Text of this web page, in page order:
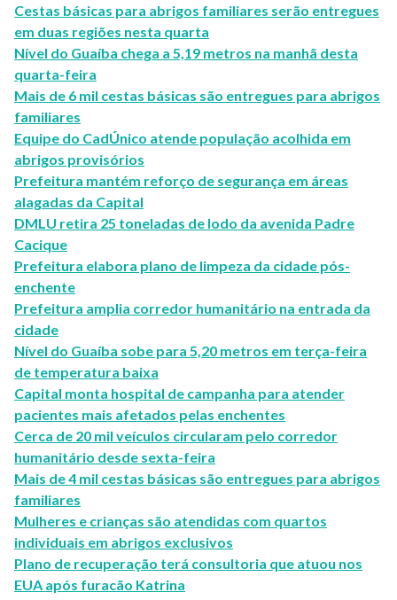
Cestas básicas para abrigos familiares serão entregues
em duas regiões nesta quarta
Nível do Guaíba chega a 5,19 metros na manhã desta
quarta-feira
Mais de 6 mil cestas básicas são entregues para abrigos
familiares
Equipe do CadÚnico atende população acolhida em
abrigos provisórios
Prefeitura mantém reforço de segurança em áreas
alagadas da Capital
DMLU retira 25 toneladas de lodo da avenida Padre
Cacique
Prefeitura elabora plano de limpeza da cidade pós-
enchente
Prefeitura amplia corredor humanitário na entrada da
cidade
Nível do Guaíba sobe para 5,20 metros em terça-feira
de temperatura baixa
Capital monta hospital de campanha para atender
pacientes mais afetados pelas enchentes
Cerca de 20 mil veículos circularam pelo corredor
humanitário desde sexta-feira
Mais de 4 mil cestas básicas são entregues para abrigos
familiares
Mulheres e crianças são atendidas com quartos
individuais em abrigos exclusivos
Plano de recuperação terá consultoria que atuou nos
EUA após furacão Katrina